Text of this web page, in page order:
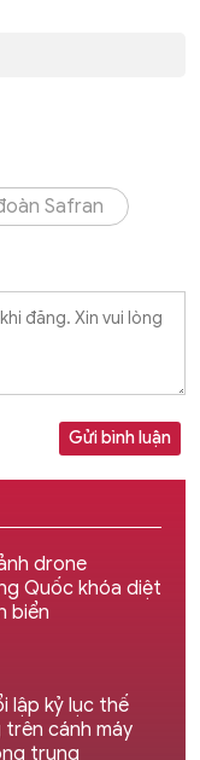
Safran
Gửi bình luận
drone
Quốc khóa diệt
biển
lập kỷ lục thế
cánh máy
trung